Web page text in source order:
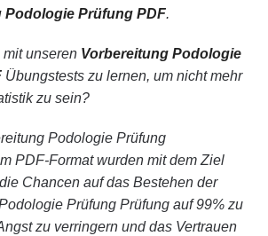
Podologie Prüfung PDF.
unseren Vorbereitung Podologie
Übungstests zu lernen, um nicht mehr
zu sein?
Podologie Prüfung
PDF-Format wurden mit dem Ziel
Chancen auf das Bestehen der
Prüfung Prüfung auf 99% zu
zu verringern und das Vertrauen